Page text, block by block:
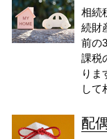
相続
続財
前の
課税
りま
して
配